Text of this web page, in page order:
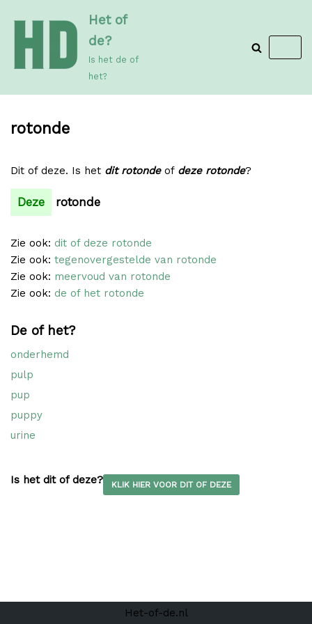
de
inhoud
Het of
de?
Is het de of
het?
rotonde
Dit of deze. Is het dit rotondeof deze rotonde?
Deze rotonde
Zie ook: dit of deze rotonde
Zie ook: tegenovergestelde van rotonde
Zie ook: meervoud van rotonde
Zie ook: de of het rotonde
De of het?
onderhemd
pulp
pup
puppy
urine
Is het dit of deze? KLIK HIER VOOR DIT OF DEZE
Het-of-de.nl